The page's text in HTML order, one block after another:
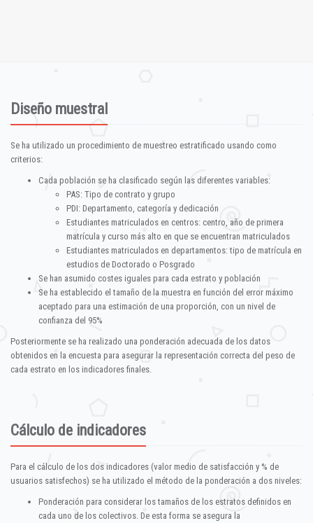
Diseño muestral
Se ha utilizado un procedimiento de muestreo estratificado usando como
criterios:
Cada población se ha clasificado según las diferentes variables:
PAS: Tipo de contrato y grupo
PDI: Departamento, categoría y dedicación
Estudiantes matriculados en centros: centro, año de primera
matrícula y curso más alto en que se encuentran matriculados
Estudiantes matriculados en departamentos: tipo de matrícula en
estudios de Doctorado o Posgrado
Se han asumido costes iguales para cada estrato y población
Se ha establecido el tamaño de la muestra en función del error máximo
aceptado para una estimación de una proporción, con un nivel de
confianza del 95%
Posteriormente se ha realizado una ponderación adecuada de los datos
obtenidos en la encuesta para asegurar la representación correcta del peso de
cada estrato en los indicadores finales.
Cálculo de indicadores
Para el cálculo de los dos indicadores (valor medio de satisfacción y % de
usuarios satisfechos) se ha utilizado el método de la ponderación a dos niveles:
Ponderación para considerar los tamaños de los estratos definidos en
cada uno de los colectivos. De esta forma se asegura la